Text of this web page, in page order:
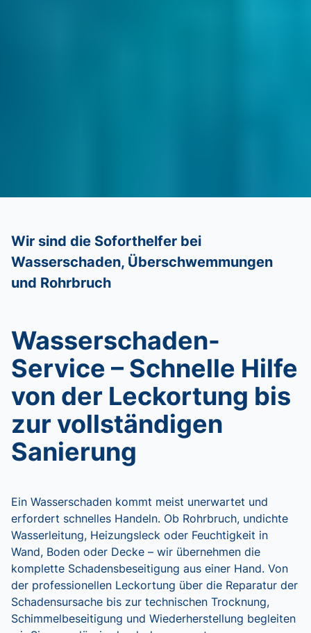
Wir sind die Soforthelfer bei
Wasserschaden, Überschwemmungen
und Rohrbruch
Wasserschaden-
Service – Schnelle Hilfe
von der Leckortung bis
zur vollständigen
Sanierung
Ein Wasserschaden kommt meist unerwartet und
erfordert schnelles Handeln. Ob Rohrbruch, undichte
Wasserleitung, Heizungsleck oder Feuchtigkeit in
Wand, Boden oder Decke – wir übernehmen die
komplette Schadensbeseitigung aus einer Hand. Von
der professionellen Leckortung über die Reparatur der
Schadensursache bis zur technischen Trocknung,
Schimmelbeseitigung und Wiederherstellung begleiten